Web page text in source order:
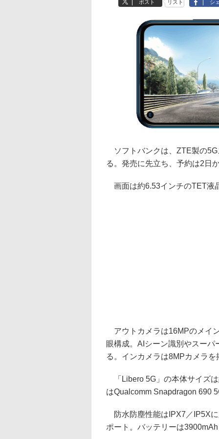
ポスト リスト シ
ソフトバンクは、ZTE製の5G
る。発売に先立ち、予約は2日
画面は約6.53インチのTET液
アウトカメラは16MPのメイ
眼構成。AIシーン識別やスー
る。インカメラは8MPカメラを
「Libero 5G」の本体サイズ
はQualcomm Snapdragon 690
防水防塵性能はIPX7／IP5X
ポート。バッテリーは